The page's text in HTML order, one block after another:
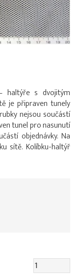
haltýře s dvojitým
je připraven tunely
nejsou součástí
tunel pro nasunutí
objednávky. Na
sítě. Kolíbku-haltýř